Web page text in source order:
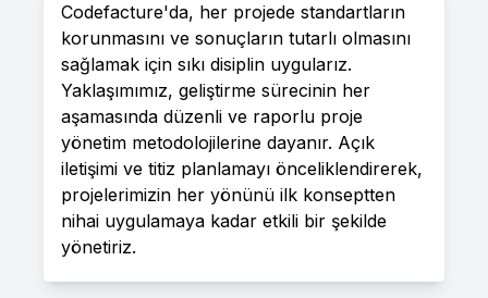
Codefacture'da, her projede standartların
korunmasını ve sonuçların tutarlı olmasını
sağlamak için sıkı disiplin uygularız.
Yaklaşımımız, geliştirme sürecinin her
aşamasında düzenli ve raporlu proje
yönetim metodolojilerine dayanır. Açık
iletişimi ve titiz planlamayı önceliklendirerek,
projelerimizin her yönünü ilk konseptten
nihai uygulamaya kadar etkili bir şekilde
yönetiriz.